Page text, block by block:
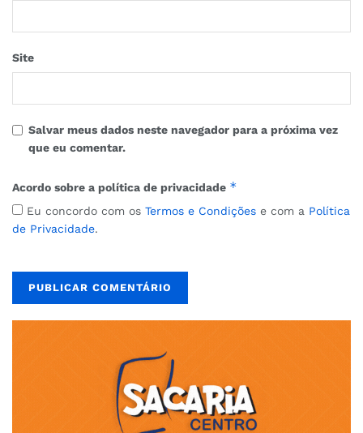
Site
Salvar meus dados neste navegador para a próxima vez
que eu comentar.
Acordo sobre a política de privacidade *
Eu concordo com os Termos e Condições e com a Política
de Privacidade.